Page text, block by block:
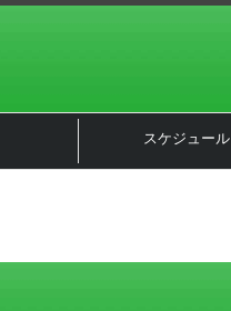
スケジュール